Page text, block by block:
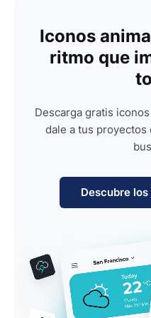
Iconos
ritmo que
Descarga gratis
dale a tus proyectos
Descubre